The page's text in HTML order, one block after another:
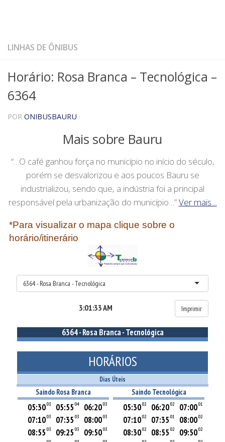
LINHAS DE ÔNIBUS
Horário: Rosa Branca – Tecnológica –
6364
POR ONIBUSBAURU ·
Mais sobre Bauru
“…O café ganhou força no município no início do século,
porém se desvalorizou e aos poucos Bauru se
industrializou, sendo que, a indústria foi a principal
responsável pela urbanização do município…”Ver mais…